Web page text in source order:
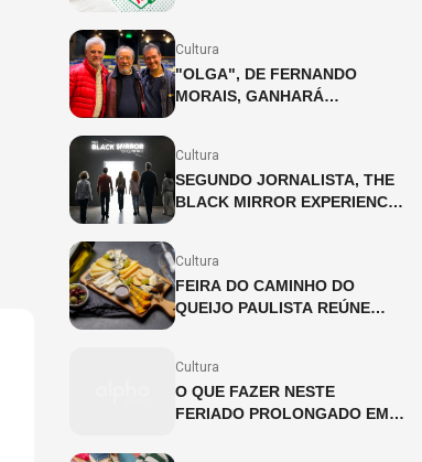
Cultura
"OLGA", DE FERNANDO
MORAIS, GANHARÁ
Cultura
SEGUNDO JORNALISTA, THE
BLACK MIRROR EXPERIENCE
Cultura
FEIRA DO CAMINHO DO
QUEIJO PAULISTA REÚNE
Cultura
O QUE FAZER NESTE
FERIADO PROLONGADO EM